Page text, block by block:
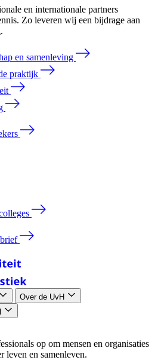
en internationale partners
Zo leveren wij een bijdrage aan
en samenleving
praktijk
Over de UvH
op om mensen en organisaties
leven en samenleven.